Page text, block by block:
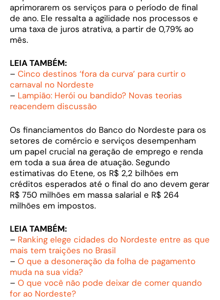
aprimorarem os serviços para o período de final
de ano. Ele ressalta a agilidade nos processos e
uma taxa de juros atrativa, a partir de 0,79% ao
mês.
LEIA TAMBÉM:
– Cinco destinos ‘fora da curva’ para curtir o
carnaval no Nordeste
– Lampião: Herói ou bandido? Novas teorias
reacendem discussão
Os financiamentos do Banco do Nordeste para os
setores de comércio e serviços desempenham
um papel crucial na geração de emprego e renda
em toda a sua área de atuação. Segundo
estimativas do Etene, os R$ 2,2 bilhões em
créditos esperados até o final do ano devem gerar
R$ 750 milhões em massa salarial e R$ 264
milhões em impostos.
LEIA TAMBÉM:
– Ranking elege cidades do Nordeste entre as que
mais tem traições no Brasil
– O que a desoneração da folha de pagamento
muda na sua vida?
– O que você não pode deixar de comer quando
for ao Nordeste?